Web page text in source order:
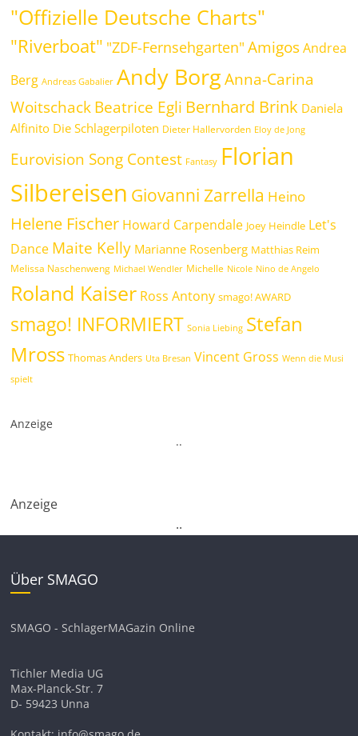
"Offizielle Deutsche Charts"
"Riverboat" "ZDF-Fernsehgarten" Amigos Andrea
Berg Andreas Gabalier Andy Borg Anna-Carina
WoitschackBeatrice Egli Bernhard Brink Daniela
Alfinito Die Schlagerpiloten Dieter Hallervorden Eloy de Jong
Eurovision Song Contest Fantasy Florian
Silbereisen Giovanni Zarrella Heino
Helene Fischer Howard Carpendale Joey Heindle Let's
Dance Maite Kelly Marianne Rosenberg Matthias Reim
Melissa Naschenweng Michael Wendler Michelle Nicole Nino de Angelo
Roland Kaiser Ross Antony smago! AWARD
smago! INFORMIERT Sonia Liebing Stefan
Mross Thomas Anders Uta Bresan Vincent Gross Wenn die Musi
spielt
Anzeige
..
Anzeige
..
Über SMAGO
SMAGO - SchlagerMAGazin Online
Tichler Media UG
Max-Planck-Str. 7
D- 59423 Unna